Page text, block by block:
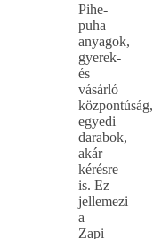
Pihe-
puha
anyagok,
gyerek-
és
vásárló
központúság,
egyedi
darabok,
akár
kérésre
is. Ez
jellemezi
a
Zapi